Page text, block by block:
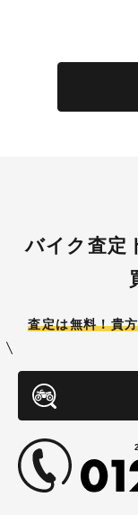
バイク査定
査定は無料！貴